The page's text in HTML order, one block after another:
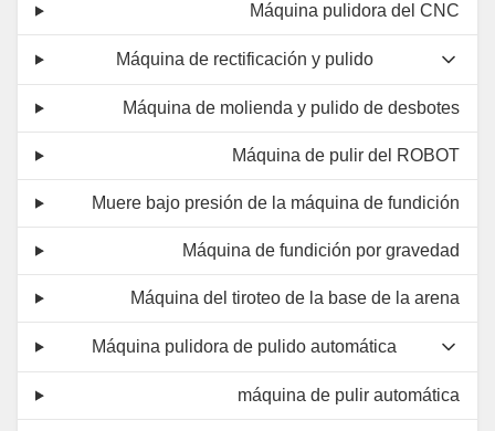
Máquina pulidora del CNC
Máquina de rectificación y pulido
Máquina de molienda y pulido de desbotes
Máquina de pulir del ROBOT
Muere bajo presión de la máquina de fundición
Máquina de fundición por gravedad
Máquina del tiroteo de la base de la arena
Máquina pulidora de pulido automática
máquina de pulir automática